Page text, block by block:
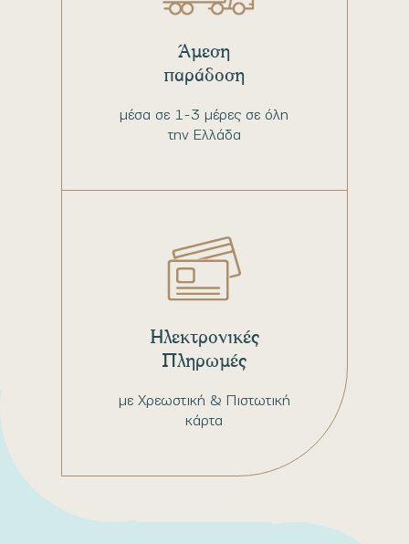
μέσα σε 1-3 μέρες σε όλη
την Ελλάδα
Άμεση
παράδοση
με Χρεωστική & Πιστωτική
κάρτα
Ηλεκτρονικές
Πληρωμές